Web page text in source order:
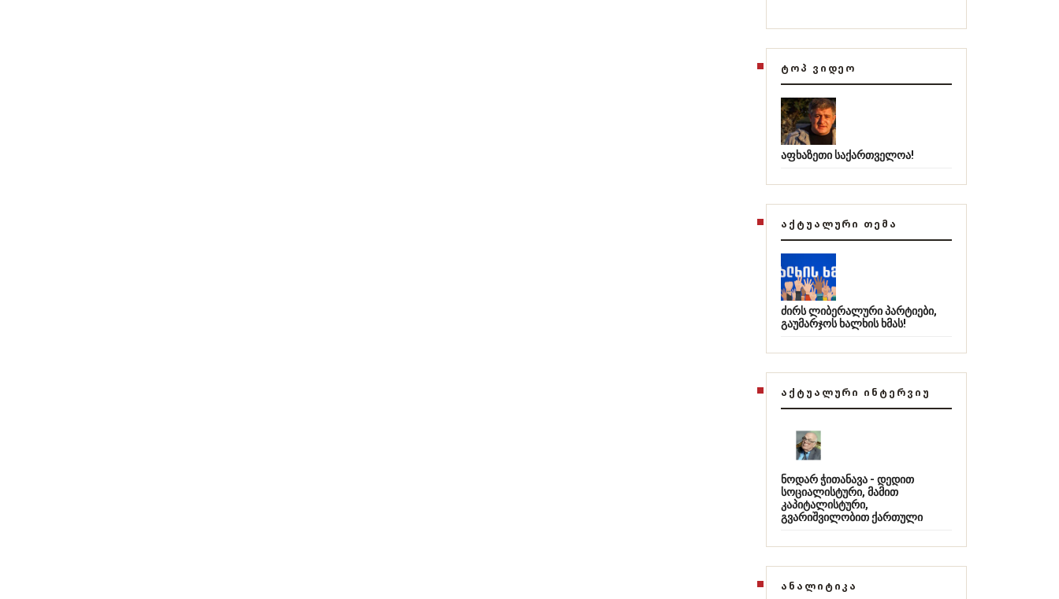
ᲢᲝᲞ ᲕᲘᲓᲔᲝ
აფხაზეთი საქართველოა!
ᲐᲥᲢᲣᲐᲚᲣᲠᲘ ᲗᲔᲛᲐ
ძირს ლიბერალური პარტიები,
გაუმარჯოს ხალხის ხმას!
ᲐᲥᲢᲣᲐᲚᲣᲠᲘ ᲘᲜᲢᲔᲠᲕᲘᲣ
ნოდარ ჭითანავა - დედით
სოციალისტური, მამით
კაპიტალისტური,
გვარიშვილობით ქართული
ᲐᲜᲐᲚᲘᲢᲘᲙᲐ